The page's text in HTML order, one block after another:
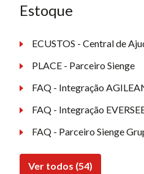
Estoque
ECUSTOS - Central de
PLACE - Parceiro Sienge
FAQ - Integração
FAQ - Integração
FAQ - Parceiro Sienge
Ver todos (54)